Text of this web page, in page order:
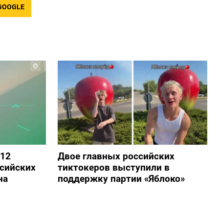
Двое главных российских
тиктокеров выступили в
поддержку партии «Яблоко»